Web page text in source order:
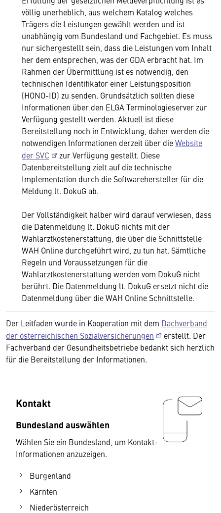
völlig unerheblich, aus welchem Katalog welches
Trägers die Leistungen gewählt werden und ist
unabhängig vom Bundesland und Fachgebiet. Es muss
nur sichergestellt sein, dass die Leistungen vom Inhalt
her dem entsprechen, was der GDA erbracht hat. Im
Rahmen der Übermittlung ist es notwendig, den
technischen Identifikator einer Leistungsposition
(HONO-ID) zu senden. Grundsätzlich sollten diese
Informationen über den ELGA Terminologieserver zur
Verfügung gestellt werden. Aktuell ist diese
Bereitstellung noch in Entwicklung, daher werden die
notwendigen Informationen derzeit über dieWebsite
der SVC
zur Verfügung gestellt. Diese
Datenbereitstellung zielt auf die technische
Implementation durch die Softwarehersteller für die
Meldung lt. DokuG ab.
Der Vollständigkeit halber wird darauf verwiesen, dass
die Datenmeldung lt. DokuG nichts mit der
Wahlarztkostenerstattung, die über die Schnittstelle
WAH Online durchgeführt wird, zu tun hat. Sämtliche
Regeln und Voraussetzungen für die
Wahlarztkostenerstattung werden vom DokuG nicht
berührt. Die Datenmeldung lt. DokuG ersetzt nicht die
Datenmeldung über die WAH Online Schnittstelle.
Der Leitfaden wurde in Kooperation mit dem Dachverband
der österreichischen Sozialversicherungen
erstellt. Der
Fachverband der Gesundheitsbetriebe bedankt sich herzlich
für die Bereitstellung der Informationen.
Kontakt
Bundesland auswählen
Wählen Sie ein Bundesland, um Kontakt-
Informationen anzuzeigen.
Burgenland
Kärnten
Niederösterreich